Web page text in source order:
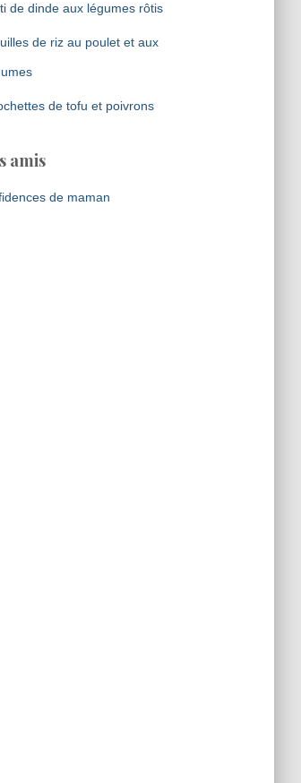
de dinde aux légumes rôtis
de riz au poulet et aux
de tofu et poivrons
amis
de maman